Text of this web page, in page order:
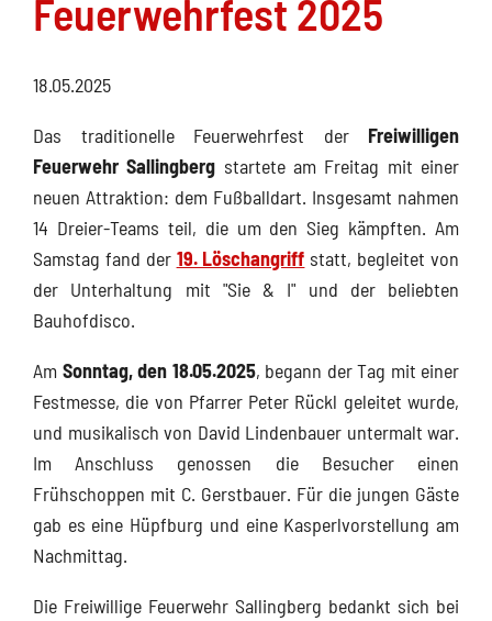
Feuerwehrfest 2025
18.05.2025
Das traditionelle Feuerwehrfest der Freiwilligen
Feuerwehr Sallingberg startete am Freitag mit einer
neuen Attraktion: dem Fußballdart. Insgesamt nahmen
14 Dreier-Teams teil, die um den Sieg kämpften. Am
Samstag fand der 19. Löschangriff statt, begleitet von
der Unterhaltung mit "Sie & I" und der beliebten
Bauhofdisco.
Am Sonntag, den 18.05.2025, begann der Tag mit einer
Festmesse, die von Pfarrer Peter Rückl geleitet wurde,
und musikalisch von David Lindenbauer untermalt war.
Im Anschluss genossen die Besucher einen
Frühschoppen mit C. Gerstbauer. Für die jungen Gäste
gab es eine Hüpfburg und eine Kasperlvorstellung am
Nachmittag.
Die Freiwillige Feuerwehr Sallingberg bedankt sich bei